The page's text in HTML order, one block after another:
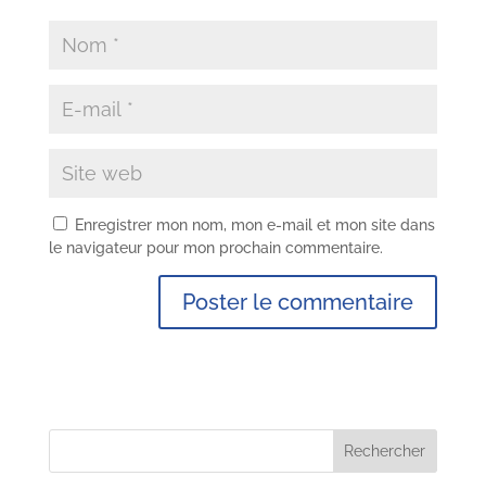
Enregistrer mon nom, mon e-mail et mon site dans
le navigateur pour mon prochain commentaire.
Rechercher